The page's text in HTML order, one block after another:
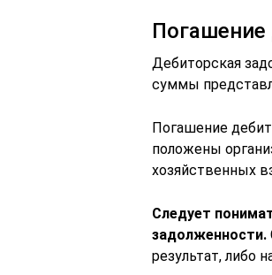
Погашение
Дебиторская
суммы
Погашение
положены
хозяйственных
Следует
задолженности.
результат, либо